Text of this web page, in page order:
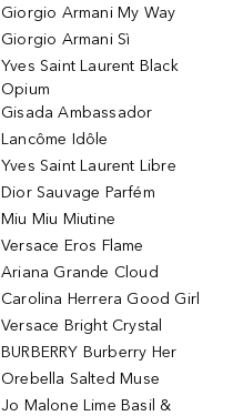
Giorgio Armani My Way
Giorgio Armani Sì
Yves Saint Laurent Black
Opium
Gisada Ambassador
Lancôme Idôle
Yves Saint Laurent Libre
Dior Sauvage Parfém
Miu Miu Miutine
Versace Eros Flame
Ariana Grande Cloud
Carolina Herrera Good Girl
Versace Bright Crystal
BURBERRY Burberry Her
Orebella Salted Muse
Jo Malone Lime Basil &